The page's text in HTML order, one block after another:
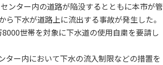
ンター内の道路が陥没するとともに本市が管
下水が道路上に流出する事故が発生した。
世帯を対象に下水道の使用自粛を要請し
ー内において下水の流入制限などの措置を